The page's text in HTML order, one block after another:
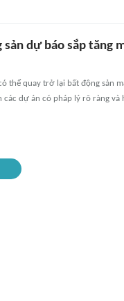
dự báo sắp tăng
thể quay trở lại bất động sản
các dự án có pháp lý rõ ràng